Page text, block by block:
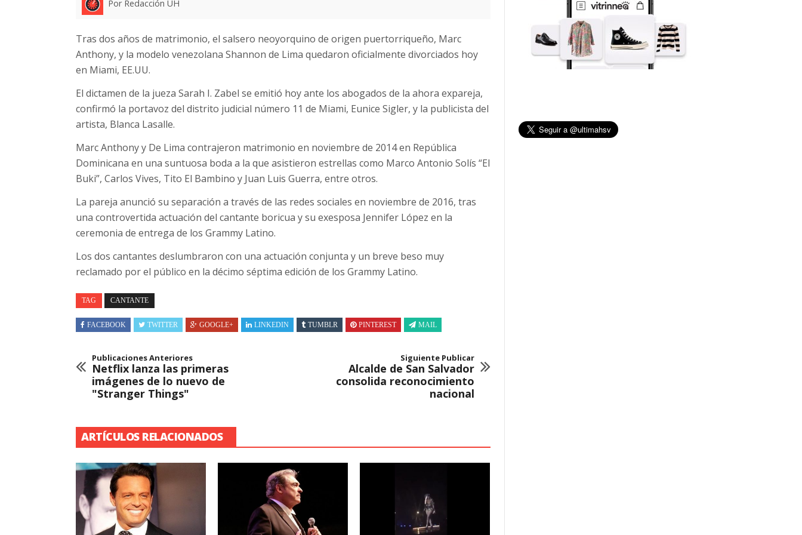
Por Redacción UH
Tras dos años de matrimonio, el salsero neoyorquino de origen puertorriqueño, Marc
Anthony, y la modelo venezolana Shannon de Lima quedaron oficialmente divorciados hoy
en Miami, EE.UU.
El dictamen de la jueza Sarah I. Zabel se emitió hoy ante los abogados de la ahora expareja,
confirmó la portavoz del distrito judicial número 11 de Miami, Eunice Sigler, y la publicista del
artista, Blanca Lasalle.
Marc Anthony y De Lima contrajeron matrimonio en noviembre de 2014 en República
Dominicana en una suntuosa boda a la que asistieron estrellas como Marco Antonio Solís “El
Buki”, Carlos Vives, Tito El Bambino y Juan Luis Guerra, entre otros.
La pareja anunció su separación a través de las redes sociales en noviembre de 2016, tras
una controvertida actuación del cantante boricua y su exesposa Jennifer López en la
ceremonia de entrega de los Grammy Latino.
Los dos cantantes deslumbraron con una actuación conjunta y un breve beso muy
reclamado por el público en la décimo séptima edición de los Grammy Latino.
TAG CANTANTE
FACEBOOK TWITTER GOOGLE+ LINKEDIN TUMBLR PINTEREST MAIL
Publicaciones Anteriores
Netflix lanza las primeras
imágenes de lo nuevo de
"Stranger Things"
Siguiente Publicar
Alcalde de San Salvador
consolida reconocimiento
nacional
ARTÍCULOS RELACIONADOS